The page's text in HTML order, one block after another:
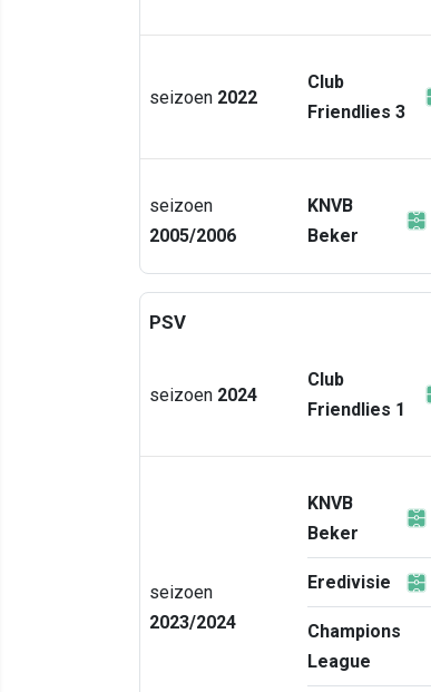
seizoen 2022
Club
Friendlies 3
seizoen
2005/2006
KNVB
Beker
PSV
seizoen 2024
Club
Friendlies 1
seizoen
2023/2024
KNVB
Beker
Eredivisie
Champions
League